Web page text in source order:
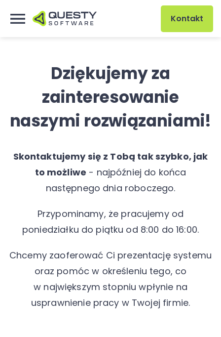
Kontakt
Dziękujemy za
zainteresowanie
naszymi rozwiązaniami!
Skontaktujemy się z Tobą tak szybko, jak
to możliwe - najpóźniej do końca
następnego dnia roboczego.
Przypominamy, że pracujemy od
poniedziałku do piątku od 8:00 do 16:00.
Chcemy zaoferować Ci prezentację systemu
oraz pomóc w określeniu tego, co
w największym stopniu wpłynie na
usprawnienie pracy w Twojej firmie.